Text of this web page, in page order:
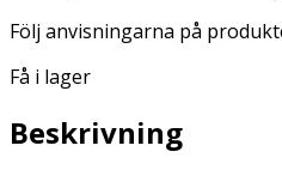
Följ anvisningarna på
Få i lager
Beskrivning